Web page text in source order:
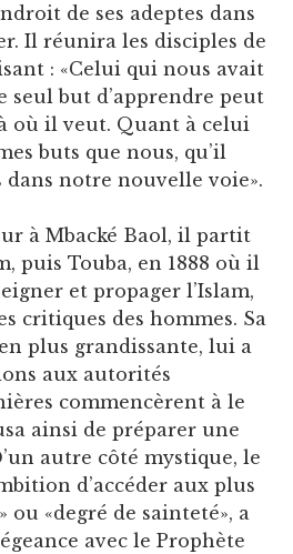
de ses adeptes dans
Il réunira les disciples de
: «Celui qui nous avait
seul but d’apprendre peut
où il veut. Quant à celui
buts que nous, qu’il
notre nouvelle voie».
à Mbacké Baol, il partit
puis Touba, en 1888 où il
et propager l’Islam,
critiques des hommes. Sa
plus grandissante, lui a
aux autorités
commencèrent à le
ainsi de préparer une
autre côté mystique, le
d’accéder aux plus
ou «degré de sainteté», a
avec le Prophète